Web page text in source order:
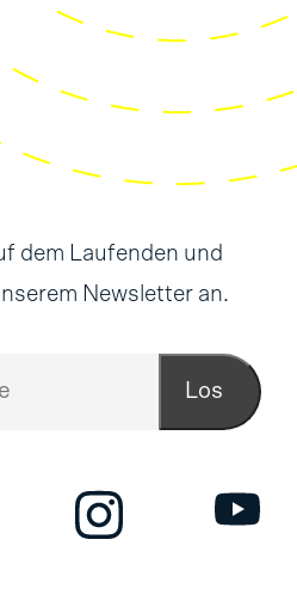
dem Laufenden und
Newsletter an.
Los